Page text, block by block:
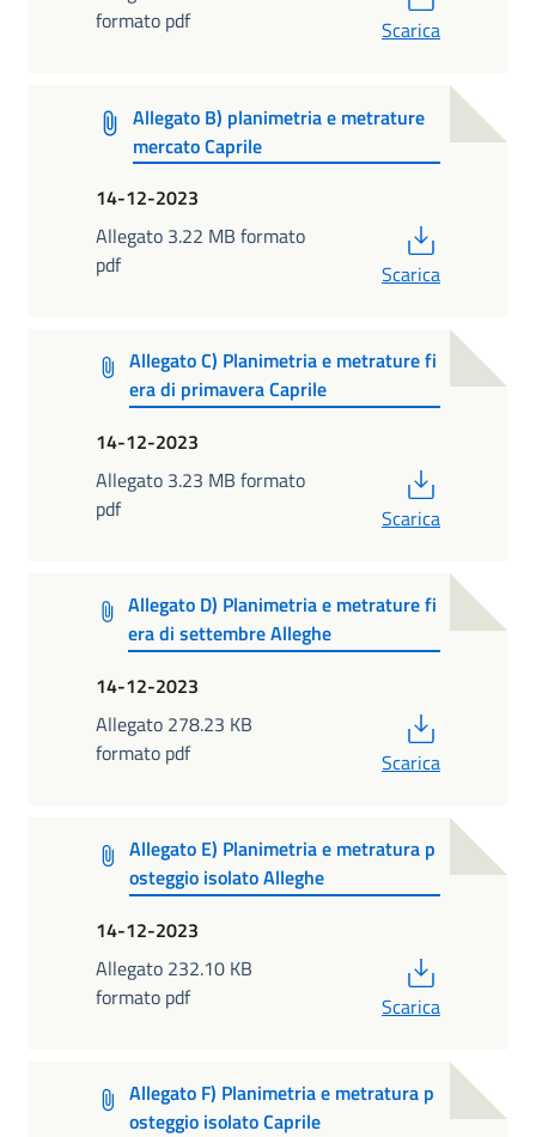
formato pdf
Scarica
Allegato B) planimetria e metrature
mercato Caprile
14-12-2023
Allegato 3.22 MB formato
pdf
Scarica
Allegato C) Planimetria e metrature fi
era di primavera Caprile
14-12-2023
Allegato 3.23 MB formato
pdf
Scarica
Allegato D) Planimetria e metrature fi
era di settembre Alleghe
14-12-2023
Allegato 278.23 KB
formato pdf
Scarica
Allegato E) Planimetria e metratura p
osteggio isolato Alleghe
14-12-2023
Allegato 232.10 KB
formato pdf
Scarica
Allegato F) Planimetria e metratura p
osteggio isolato Caprile